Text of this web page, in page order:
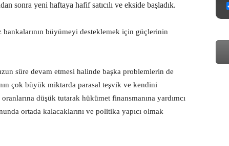
sonra yeni haftaya hafif satıcılı ve ekside başladık.
büyümeyi desteklemek için güçlerinin
süre devam etmesi halinde başka problemlerin de
çok büyük miktarda parasal teşvik ve kendini
düşük tutarak hükümet finansmanına yardımcı
ortada kalacaklarını ve politika yapıcı olmak